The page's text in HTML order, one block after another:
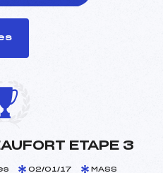
ETAPE 3
02/01/17 MASS